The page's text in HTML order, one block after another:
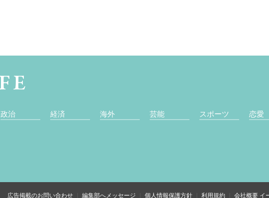
政治 経済 海外 芸能 スポーツ 恋愛
広告掲載のお問い合わせ 編集部へメッセージ 個人情報保護方針 利用規約 会社概要 イ